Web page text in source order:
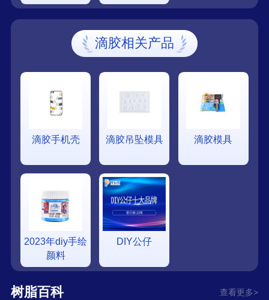
滴胶相关产品
滴胶手机壳 滴胶吊坠模具 滴胶模具
2023年diy手绘
颜料
DIY公仔
树脂百科 查看更多>